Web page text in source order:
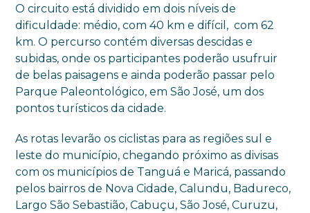
O circuito está dividido em dois níveis de
dificuldade: médio, com 40 km e difícil, com 62
km. O percurso contém diversas descidas e
subidas, onde os participantes poderão usufruir
de belas paisagens e ainda poderão passar pelo
Parque Paleontológico, em São José, um dos
pontos turísticos da cidade.
As rotas levarão os ciclistas para as regiões sul e
leste do município, chegando próximo as divisas
com os municípios de Tanguá e Maricá, passando
pelos bairros de Nova Cidade, Calundu, Badureco,
Largo São Sebastião, Cabuçu, São José, Curuzu,